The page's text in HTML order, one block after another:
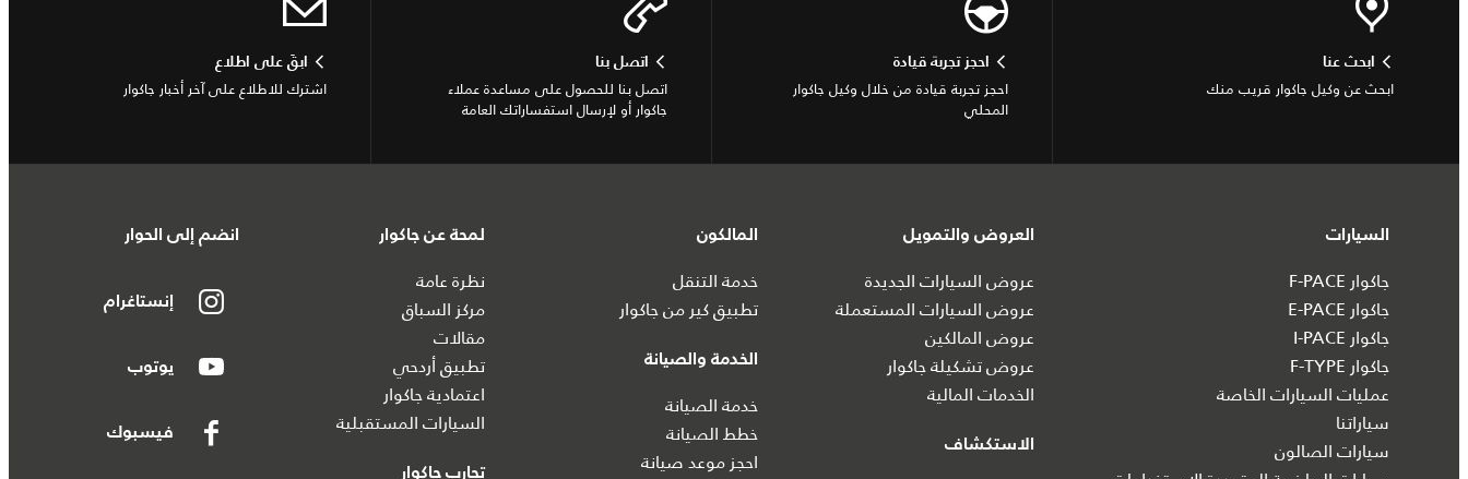
ابحث عنا
ابحث عن وكيل جاكوار قريب منك
احجز تجربة قيادة
احجز تجربة قيادة من خلال وكيل جاكوار
المحلي
اتصل بنا
اتصل بنا للحصول على مساعدة عملاء
جاكوار أو لإرسال استفساراتك العامة
ابقَ على اطلاع
اشترك للاطلاع على آخر أخبار جاكوار
السيارات
جاكوار F-PACE
جاكوار E-PACE
جاكوار I‑PACE
جاكوار F-TYPE
عمليات السيارات الخاصة
سياراتنا
سيارات الصالون
العروض والتمويل
عروض السيارات الجديدة
عروض السيارات المستعملة
عروض المالكين
عروض تشكيلة جاكوار
الخدمات المالية
الاستكشاف
المالكون
خدمة التنقل
تطبيق كير من جاكوار
الخدمة والصيانة
خدمة الصيانة
خطط الصيانة
احجز موعد صيانة
لمحة عن جاكوار
نظرة عامة
مركز السباق
مقالات
تطبيق أردحي
اعتمادية جاكوار
السيارات المستقبلية
تجارب جاكوار
انضم إلى الحوار
إنستاغرام
يوتوب
فيسبوك